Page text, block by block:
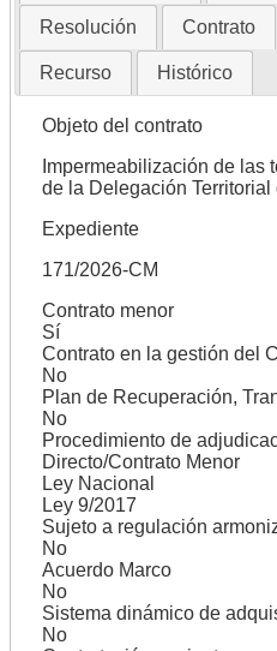
Resolución Contrato
Recurso Histórico
Objeto del contrato
Impermeabilización de las
de la Delegación
Expediente
171/2026-CM
Contrato menor
Sí
Contrato en la gestión del
No
Plan de Recuperación,
No
Procedimiento de
Directo/Contrato Menor
Ley Nacional
Ley 9/2017
Sujeto a regulación
No
Acuerdo Marco
No
Sistema dinámico de
No